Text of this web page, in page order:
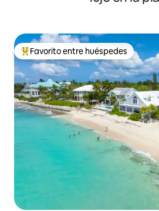
Favorito entre huéspedes preferido
Favorito entre huéspedes